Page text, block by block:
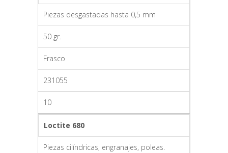
Piezas desgastadas hasta 0,5 mm
50 gr.
Frasco
231055
10
Loctite 680
Piezas cilíndricas, engranajes, poleas.